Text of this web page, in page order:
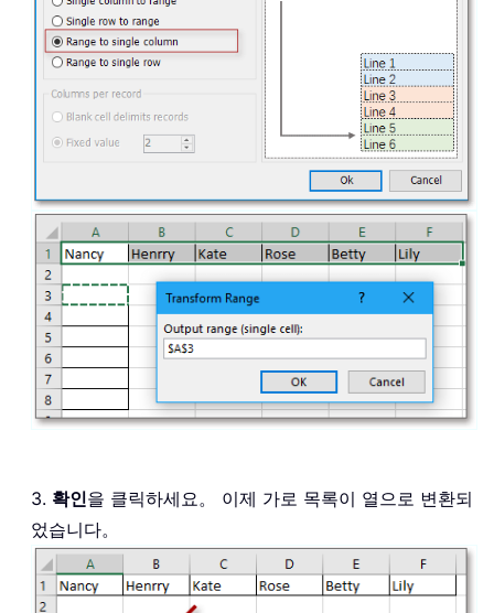
3. 확인을 클릭하세요。 이제 가로 목록이 열으로 변환되
었습니다。